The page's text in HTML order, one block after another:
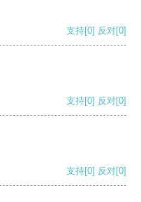
支持[0] 反对[0]
支持[0] 反对[0]
支持[0] 反对[0]